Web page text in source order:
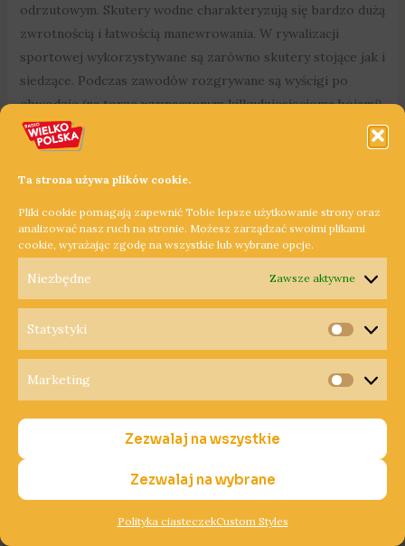
Ta strona używa plików cookie.
Pliki cookie pomagają zapewnić Tobie lepsze użytkowanie strony oraz
analizować nasz ruch na stronie. Możesz zarządzać swoimi plikami
cookie, wyrażając zgodę na wszystkie lub wybrane opcje.
Niezbędne Zawsze aktywne
Statystyki
Marketing
Zezwalaj na wszystkie
Zezwalaj na wybrane
Polityka ciasteczekCustom Styles
odrzutowym. Skutery wodne charakteryzują się bardzo dużą
zwrotnością i łatwością manewrowania. W rywalizacji
sportowej wykorzystywane są zarówno skutery stojące jak i
siedzące. Podczas zawodów rozgrywane są wyścigi po
obwodzie (na torze wyznaczonym kilkudziesięcioma bojami),
slalom równoległy oraz jazda dowolna, czyli „freestyle”.
Zapraszamy do Ośrodka Sportu i Rekreacji w Rogoźnie.
Ulica Za Jeziorem 40.
Dowiedz się więcej »
Rogoźno pomoże
Rogoźno
pomoże
Kasi
w
walce
z
rakiem!